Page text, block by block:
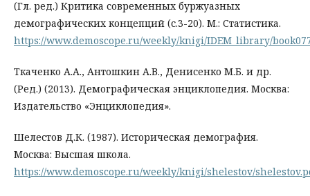
(Гл. ред.) Критика современных буржуазных
демографических концепций (с.3-20). М.: Статистика.
https://www.demoscope.ru/weekly/knigi/IDEM_library/
Ткаченко А.А., Антошкин А.В., Денисенко М.Б. и др.
(Ред.) (2013). Демографическая энциклопедия. Москва:
Издательство «Энциклопедия».
Шелестов Д.К. (1987). Историческая демография.
Москва: Высшая школа.
https://www.demoscope.ru/weekly/knigi/shelestov/